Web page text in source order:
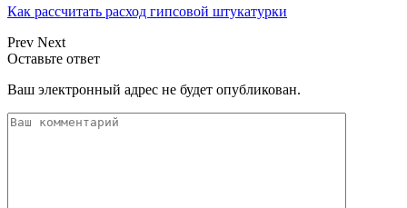
Как рассчитать расход гипсовой штукатурки
Prev Next
Оставьте ответ
Ваш электронный адрес не будет опубликован.